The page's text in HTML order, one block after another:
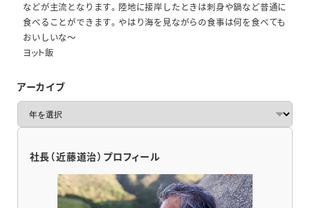
ヨット飯
などが主流となります。陸地に接岸したときは刺身や鍋など普通に
食べることができます。やはり海を見ながらの食事は何を食べても
おいしいな～
アーカイブ
ー
社長（近藤道治）プロフィール